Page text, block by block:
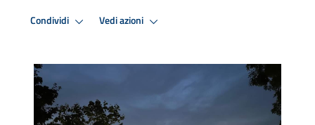
Condividi Vedi azioni